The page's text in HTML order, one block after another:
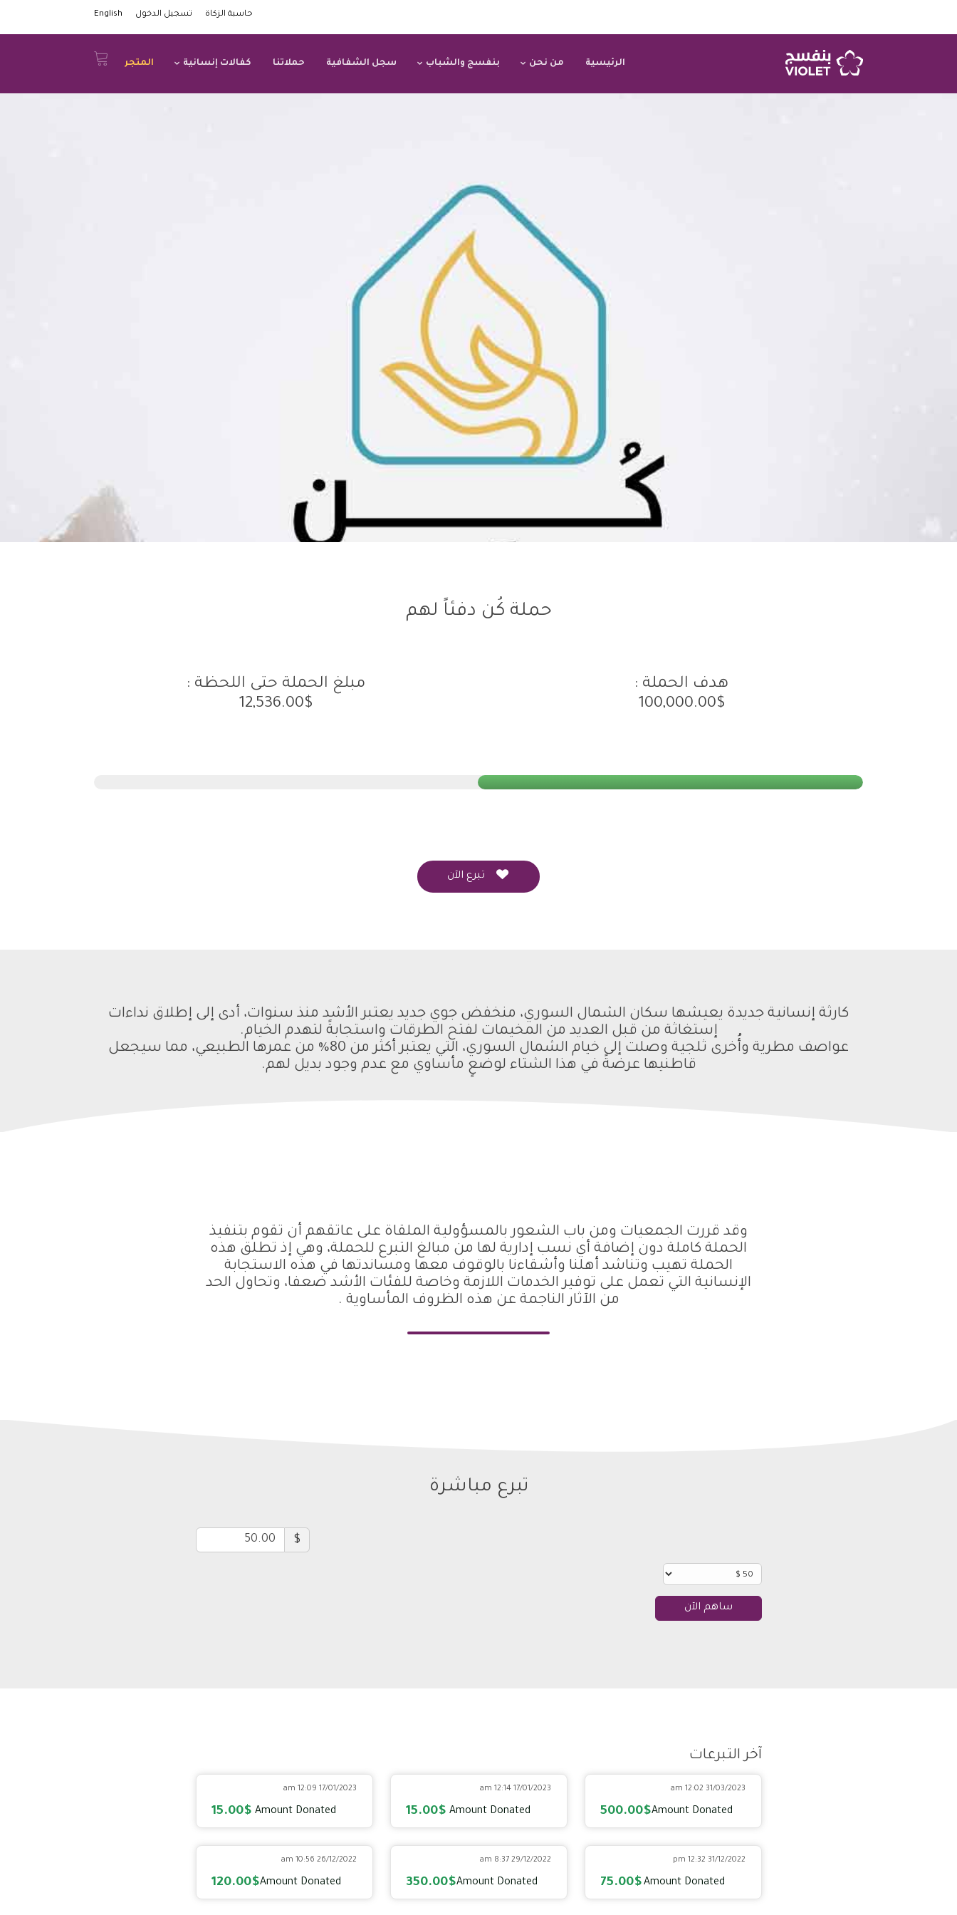
حاسبة الزكاة تسجيل الدخول English
الرئيسية من نحن بنفسج والشباب سجل الشفافية حملاتنا كفالات إنسانية المتجر
حملة كُن دفئاً لهم
هدف الحملة :
100,000.00$
مبلغ الحملة حتى اللحظة :
12,536.00$
 تبرع الآن
كارثة إنسانية جديدة يعيشها سكان الشمال السوري، منخفض جوي جديد يعتبر الأشد منذ سنوات، أدى إلى إطلاق نداءات
إستغاثة من قبل العديد من المخيمات لفتح الطرقات واستجابةً لتهدم الخيام.
عواصف مطرية وأُخرى ثلجية وصلت إلى خيام الشمال السوري، التي يعتبر أكثر من 80% من عمرها الطبيعي، مما سيجعل
قاطنيها عرضةً في هذا الشتاء لوضعٍ مأساوي مع عدم وجود بديل لهم.
وقد قررت الجمعيات ومن باب الشعور بالمسؤولية الملقاة على عاتقهم أن تقوم بتنفيذ
الحملة كاملة دون إضافة أي نسب إدارية لها من مبالغ التبرع للحملة، وهي إذ تطلق هذه
الحملة تهيب وتناشد أهلنا وأشقاءنا بالوقوف معها ومساندتها في هذه الاستجابة
الإنسانية التي تعمل على توفير الخدمات اللازمة وخاصة للفئات الأشد ضعفا، وتحاول الحد
من الآثار الناجمة عن هذه الظروف المأساوية .
تبرع مباشرة
$
ساهم الآن
آخر التبرعات
31/03/2023 12:02 am
Amount Donated
500.00$
17/01/2023 12:14 am
Amount Donated
15.00$
17/01/2023 12:09 am
Amount Donated
15.00$
31/12/2022 12:32 pm
Amount Donated
75.00$
29/12/2022 8:37 am
Amount Donated
350.00$
26/12/2022 10:56 am
Amount Donated
120.00$